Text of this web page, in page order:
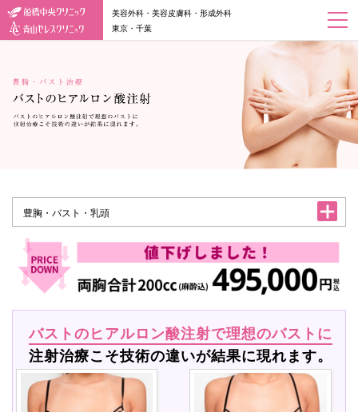
美容外科・美容皮膚科・形成外科
東京・千葉
豊胸・バスト・乳頭
バストのヒアルロン酸注射で理想のバストに
注射治療こそ技術の違いが結果に現れます。